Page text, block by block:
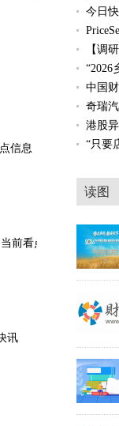
信息
前看点
讯
读图